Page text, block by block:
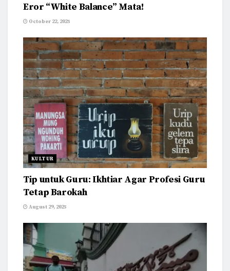
Eror “White Balance” Mata!
October 22, 2025
KULTUR
Tip untuk Guru: Ikhtiar Agar Profesi Guru
Tetap Barokah
August 29, 2025